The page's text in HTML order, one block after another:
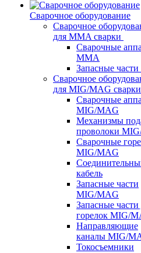
Сварочное оборудование
Сварочное
для MMA сварки
Сварочные
MMA
Запасные
Сварочное
для MIG/MAG сварки
Сварочные
MIG/MAG
Механизмы
проволоки
Сварочные
MIG/MAG
кабель
Запасные части
MIG/MAG
Запасные части
горелок MIG/
Направляющие
каналы MIG/
Токосъемники